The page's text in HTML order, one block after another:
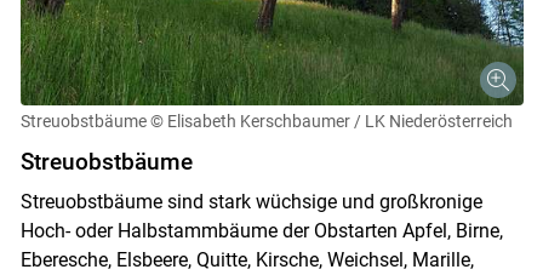
Streuobstbäume © Elisabeth Kerschbaumer / LK Niederösterreich
Streuobstbäume
Streuobstbäume sind stark wüchsige und großkronige
Hoch- oder Halbstammbäume der Obstarten Apfel, Birne,
Eberesche, Elsbeere, Quitte, Kirsche, Weichsel, Marille,